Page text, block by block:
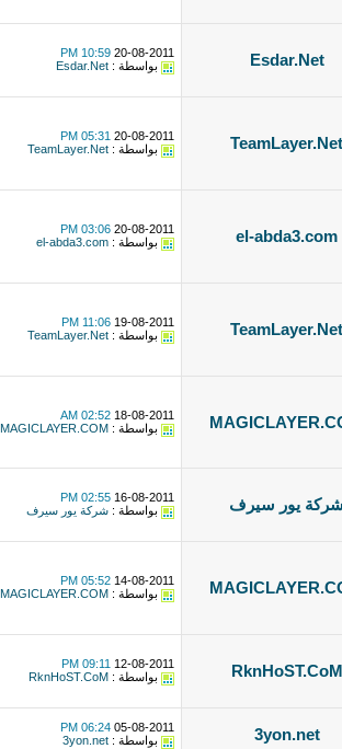
Esdar.Net
20-08-2011
10:59 PM
بواسطة : Esdar.Net
TeamLayer.Net
20-08-2011
05:31 PM
بواسطة : TeamLayer.Net
el-abda3.com
20-08-2011
03:06 PM
بواسطة : el-abda3.com
TeamLayer.Net
19-08-2011
11:06 PM
بواسطة : TeamLayer.Net
18-08-2011
02:52 AM
بواسطة : MAGICLAYER.COM
يور سيرف 16-08-2011
02:55 PM
بواسطة : شركة يور سيرف
14-08-2011
05:52 PM
بواسطة : MAGICLAYER.COM
RknHoST.CoM
12-08-2011
09:11 PM
بواسطة : RknHoST.CoM
3yon.net
05-08-2011
06:24 PM
بواسطة : 3yon.net